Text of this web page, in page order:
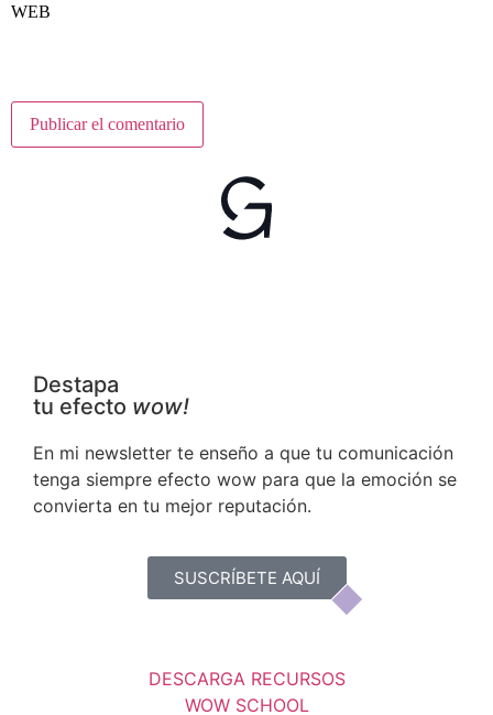
WEB
Destapa
tu efecto wow!
En mi newsletter te enseño a que tu comunicación
tenga siempre efecto wow para que la emoción se
convierta en tu mejor reputación.
SUSCRÍBETE AQUÍ
DESCARGA RECURSOS
WOW SCHOOL